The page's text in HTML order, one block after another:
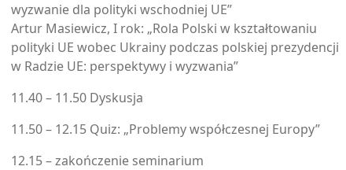
wyzwanie dla polityki wschodniej UE”
Artur Masiewicz, I rok: „Rola Polski w kształtowaniu
polityki UE wobec Ukrainy podczas polskiej prezydencji
w Radzie UE: perspektywy i wyzwania”
11.40 – 11.50 Dyskusja
11.50 – 12.15 Quiz: „Problemy współczesnej Europy”
12.15 – zakończenie seminarium